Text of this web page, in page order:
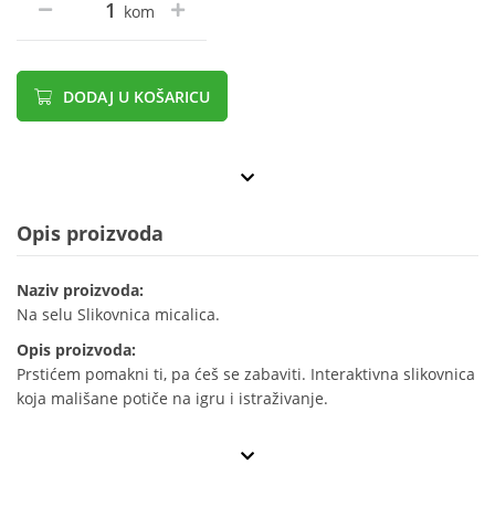
kom
DODAJ U KOŠARICU
Opis proizvoda
Naziv proizvoda:
Na selu Slikovnica micalica.
Opis proizvoda:
Prstićem pomakni ti, pa ćeš se zabaviti. Interaktivna slikovnica
koja mališane potiče na igru i istraživanje.